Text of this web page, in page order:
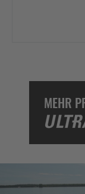
MEHR